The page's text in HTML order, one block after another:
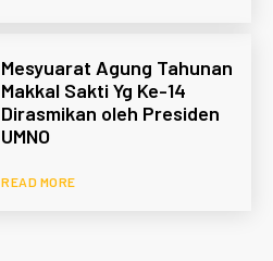
Mesyuarat Agung Tahunan
Makkal Sakti Yg Ke-14
Dirasmikan oleh Presiden
UMNO
READ MORE